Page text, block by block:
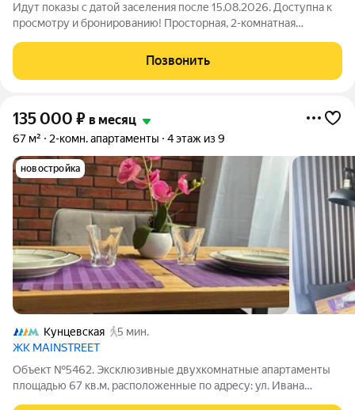
Идут показы с датой заселения после 15.08.2026. Доступна к
просмотру и бронированию! Просторная, 2-комнатная
гостиная + спальня+ санузел), с высокими потолками,
площадью 47 м2, расположенная на
Позвонить
135 000 ₽ в месяц
67 м² 2-комн. апартаменты 4 этаж из 9
новостройка
Кунцевская
5 мин.
ЖК MAINSTREET
Объект №5462. Эксклюзивные двухкомнатные апартаменты
площадью 67 кв.м, расположенные по адресу: ул. Ивана